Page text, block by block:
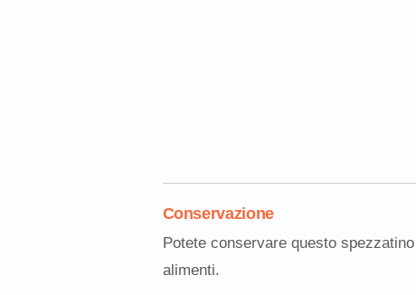
Conservazione
Potete conservare questo
alimenti.